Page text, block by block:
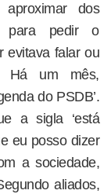
dos
para pedir o
evitava falar ou
Há um mês,
do PSDB’.
a sigla ‘está
eu posso dizer
a sociedade,
aliados,